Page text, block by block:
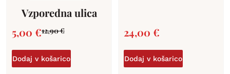
Vzporedna ulica
12,90€
5,00 €
Dodaj v košarico
24,00 €
Dodaj v košarico